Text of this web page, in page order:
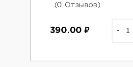
(0 Отзывов)
390.00 ₽ -